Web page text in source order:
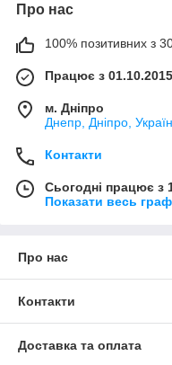
Про нас
100% позитивних з 30
Працює з 01.10.2015
м. Дніпро
Днепр, Дніпро,
Контакти
Сьогодні працює з
Показати весь
Про нас
Контакти
Доставка та оплата